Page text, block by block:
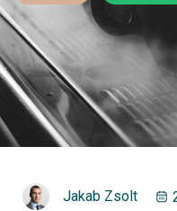
Jakab Zsolt